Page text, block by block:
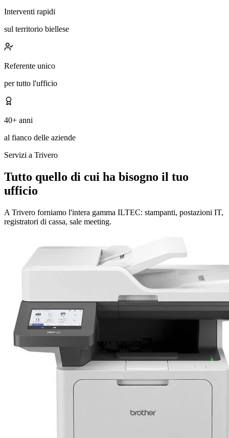
Interventi rapidi
sul territorio biellese
Referente unico
per tutto l'ufficio
40+ anni
al fianco delle aziende
Servizi a Trivero
Tutto quello di cui ha bisogno il tuo
ufficio
A Trivero forniamo l'intera gamma ILTEC: stampanti, postazioni IT,
registratori di cassa, sale meeting.